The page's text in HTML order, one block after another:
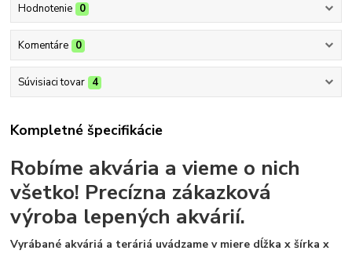
Hodnotenie 0
Komentáre 0
Súvisiaci tovar 4
Kompletné špecifikácie
Robíme akvária a vieme o nich
všetko! Precízna zákazková
výroba lepených akvárií.
Vyrábané akváriá a teráriá uvádzame v miere dĺžka x šírka x